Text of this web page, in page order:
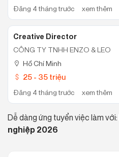
Đăng 4 tháng trước xem thêm
Creative Director
CÔNG TY TNHH ENZO & LEO
Hồ Chí Minh
25 - 35 triệu
Đăng 4 tháng trước xem thêm
Dễ dàng ứng tuyển việc làm với:
nghiệp 2026